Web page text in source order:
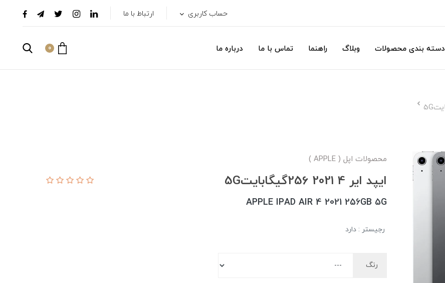
حساب کاربری ارتباط با ما
دسته بندی محصولات وبلاگ راهنما تماس با ما درباره ما 0
محصولات اپل ( APPLE )
ایپد ایر 4 2021 256گیگابایت5G
APPLE IPAD AIR 4 2021 256GB 5G
رجیستر : دارد
رنگ